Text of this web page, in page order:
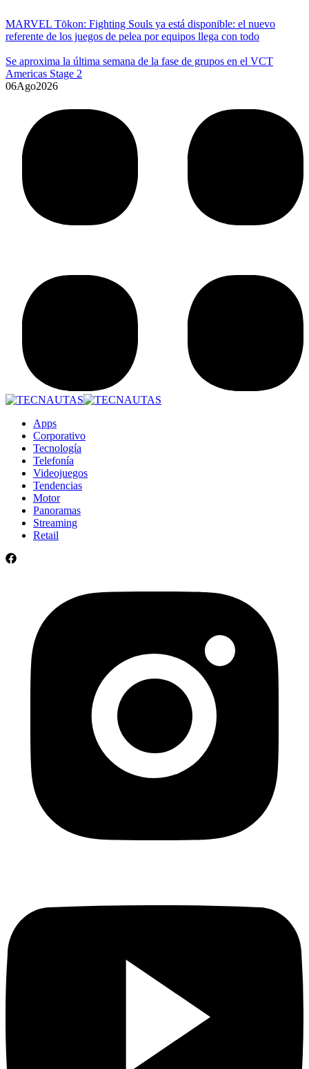
MARVEL Tōkon: Fighting Souls ya está disponible: el nuevo
referente de los juegos de pelea por equipos llega con todo
Se aproxima la última semana de la fase de grupos en el VCT
Americas Stage 2
06Ago2026
Apps
Corporativo
Tecnología
Telefonía
Videojuegos
Tendencias
Motor
Panoramas
Streaming
Retail